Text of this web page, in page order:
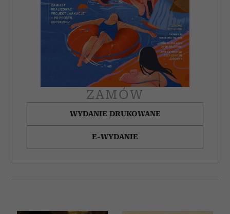
ZAMÓW
WYDANIE DRUKOWANE
E-WYDANIE